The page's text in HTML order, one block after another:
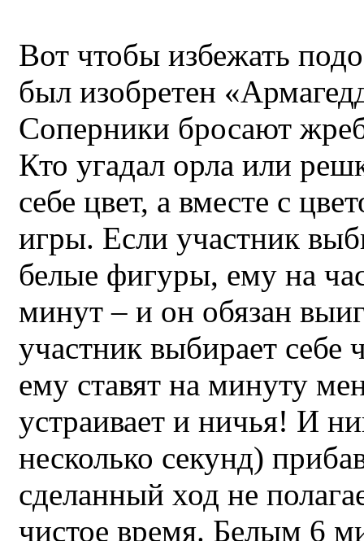
Вот чтобы избежать
был изобретен
Соперники бросают
Кто угадал орла или
себе цвет, а вместе с
игры. Если участник
белые фигуры, ему на
минут – и он обязан
участник выбирает
ему ставят на минуту
устраивает и ничья! И
несколько секунд)
сделанный ход не
чистое время. Белым 6